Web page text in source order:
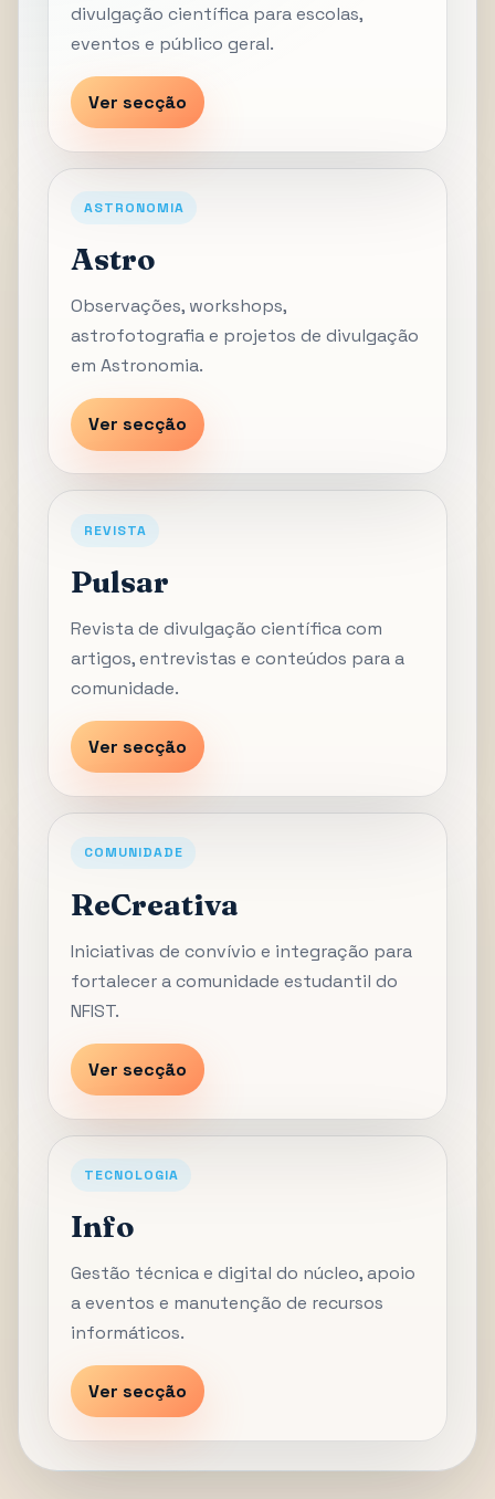
divulgação científica para escolas,
eventos e público geral.
Ver secção
ASTRONOMIA
Astro
Observações, workshops,
astrofotografia e projetos de divulgação
em Astronomia.
Ver secção
REVISTA
Pulsar
Revista de divulgação científica com
artigos, entrevistas e conteúdos para a
comunidade.
Ver secção
COMUNIDADE
ReCreativa
Iniciativas de convívio e integração para
fortalecer a comunidade estudantil do
NFIST.
Ver secção
TECNOLOGIA
Info
Gestão técnica e digital do núcleo, apoio
a eventos e manutenção de recursos
informáticos.
Ver secção